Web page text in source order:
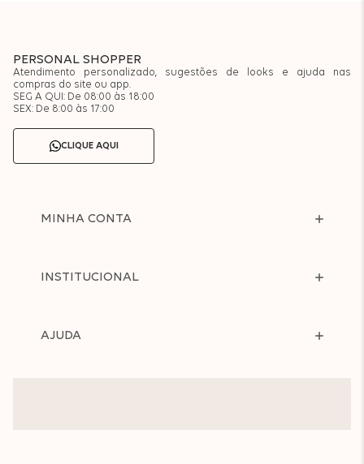
PERSONAL SHOPPER
Atendimento personalizado, sugestões de looks e ajuda nas
compras do site ou app.
SEG A QUI: De 08:00 às 18:00
SEX: De 8:00 às 17:00
CLIQUE AQUI
MINHA CONTA
INSTITUCIONAL
AJUDA